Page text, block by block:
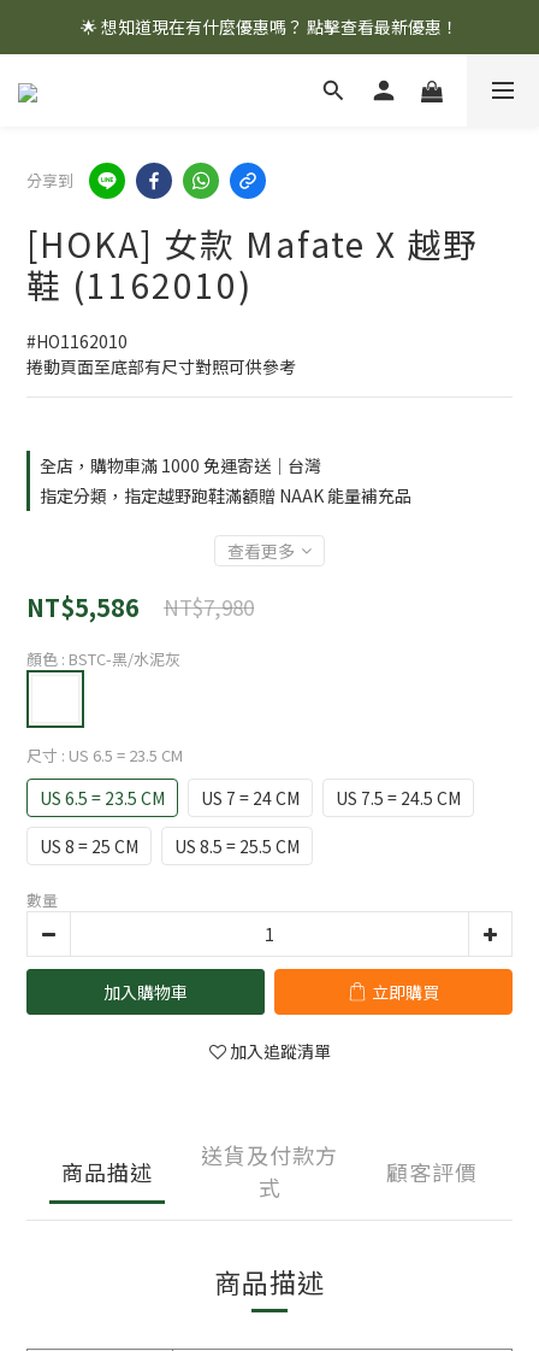
🌟 想知道現在有什麼優惠嗎？ 點擊查看最新優惠！
🌟 想知道現在有什麼優惠嗎？ 點擊查看最新優惠！
全館消費滿 $1,000 即享免運優惠
分享到
[HOKA] 女款 Mafate X 越野
鞋 (1162010)
#HO1162010
捲動頁面至底部有尺寸對照可供參考
全店，購物車滿 1000 免運寄送｜台灣
指定分類，指定越野跑鞋滿額贈 NAAK 能量補充品
查看更多
NT$5,586 NT$7,980
顏色 : BSTC-黑/水泥灰
尺寸 : US 6.5 = 23.5 CM
US 6.5 = 23.5 CM US 7 = 24 CM
US 7.5 = 24.5 CM
US 8 = 25 CM
US 8.5 = 25.5 CM
數量
加入購物車 立即購買
加入追蹤清單
商品描述
送貨及付款方
式
顧客評價
商品描述